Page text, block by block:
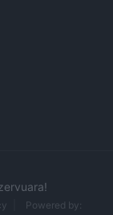
Powered by: